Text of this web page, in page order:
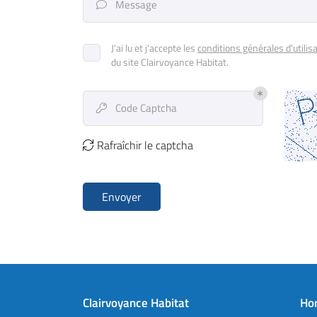
 Message
J'ai lu et j'accepte les conditions générales
du site Clairvoyance Habitat.
 Code Captcha
 Rafraîchir le captcha
Envoyer
Clairvoyance Habitat